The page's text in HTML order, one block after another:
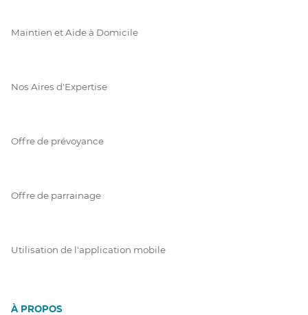
Maintien et Aide à Domicile
Nos Aires d'Expertise
Offre de prévoyance
Offre de parrainage
Utilisation de l'application mobile
À PROPOS